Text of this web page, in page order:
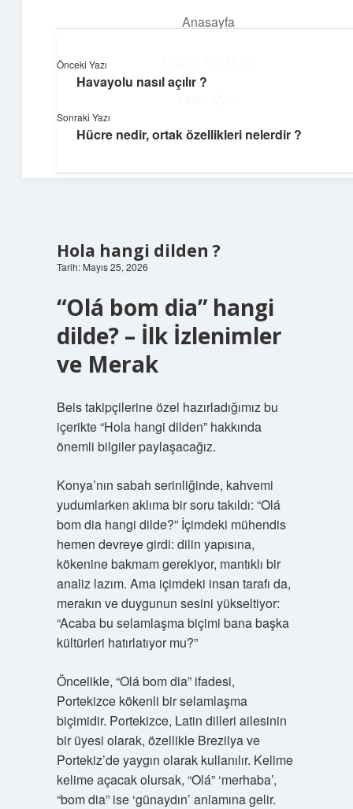
Anasayfa
Hakkımızda
Günlük İlham
Farklı bakış açılarıyla hayatı gör.
Hola hangi dilden ?
Tarih: Mayıs 25, 2026
“Olá bom dia” hangi
dilde? – İlk İzlenimler
ve Merak
Beis takipçilerine özel hazırladığımız bu
içerikte “Hola hangi dilden” hakkında
önemli bilgiler paylaşacağız.
Konya’nın sabah serinliğinde, kahvemi
yudumlarken aklıma bir soru takıldı: “Olá
bom dia hangi dilde?” İçimdeki mühendis
hemen devreye girdi: dilin yapısına,
kökenine bakmam gerekiyor, mantıklı bir
analiz lazım. Ama içimdeki insan tarafı da,
merakın ve duygunun sesini yükseltiyor:
“Acaba bu selamlaşma biçimi bana başka
kültürleri hatırlatıyor mu?”
Öncelikle, “Olá bom dia” ifadesi,
Portekizce kökenli bir selamlaşma
biçimidir. Portekizce, Latin dilleri ailesinin
bir üyesi olarak, özellikle Brezilya ve
Portekiz’de yaygın olarak kullanılır. Kelime
kelime açacak olursak, “Olá” ‘merhaba’,
“bom dia” ise ‘günaydın’ anlamına gelir.
Önceki Yazı
Havayolu nasıl açılır ?
Sonraki Yazı
Hücre nedir, ortak özellikleri nelerdir ?